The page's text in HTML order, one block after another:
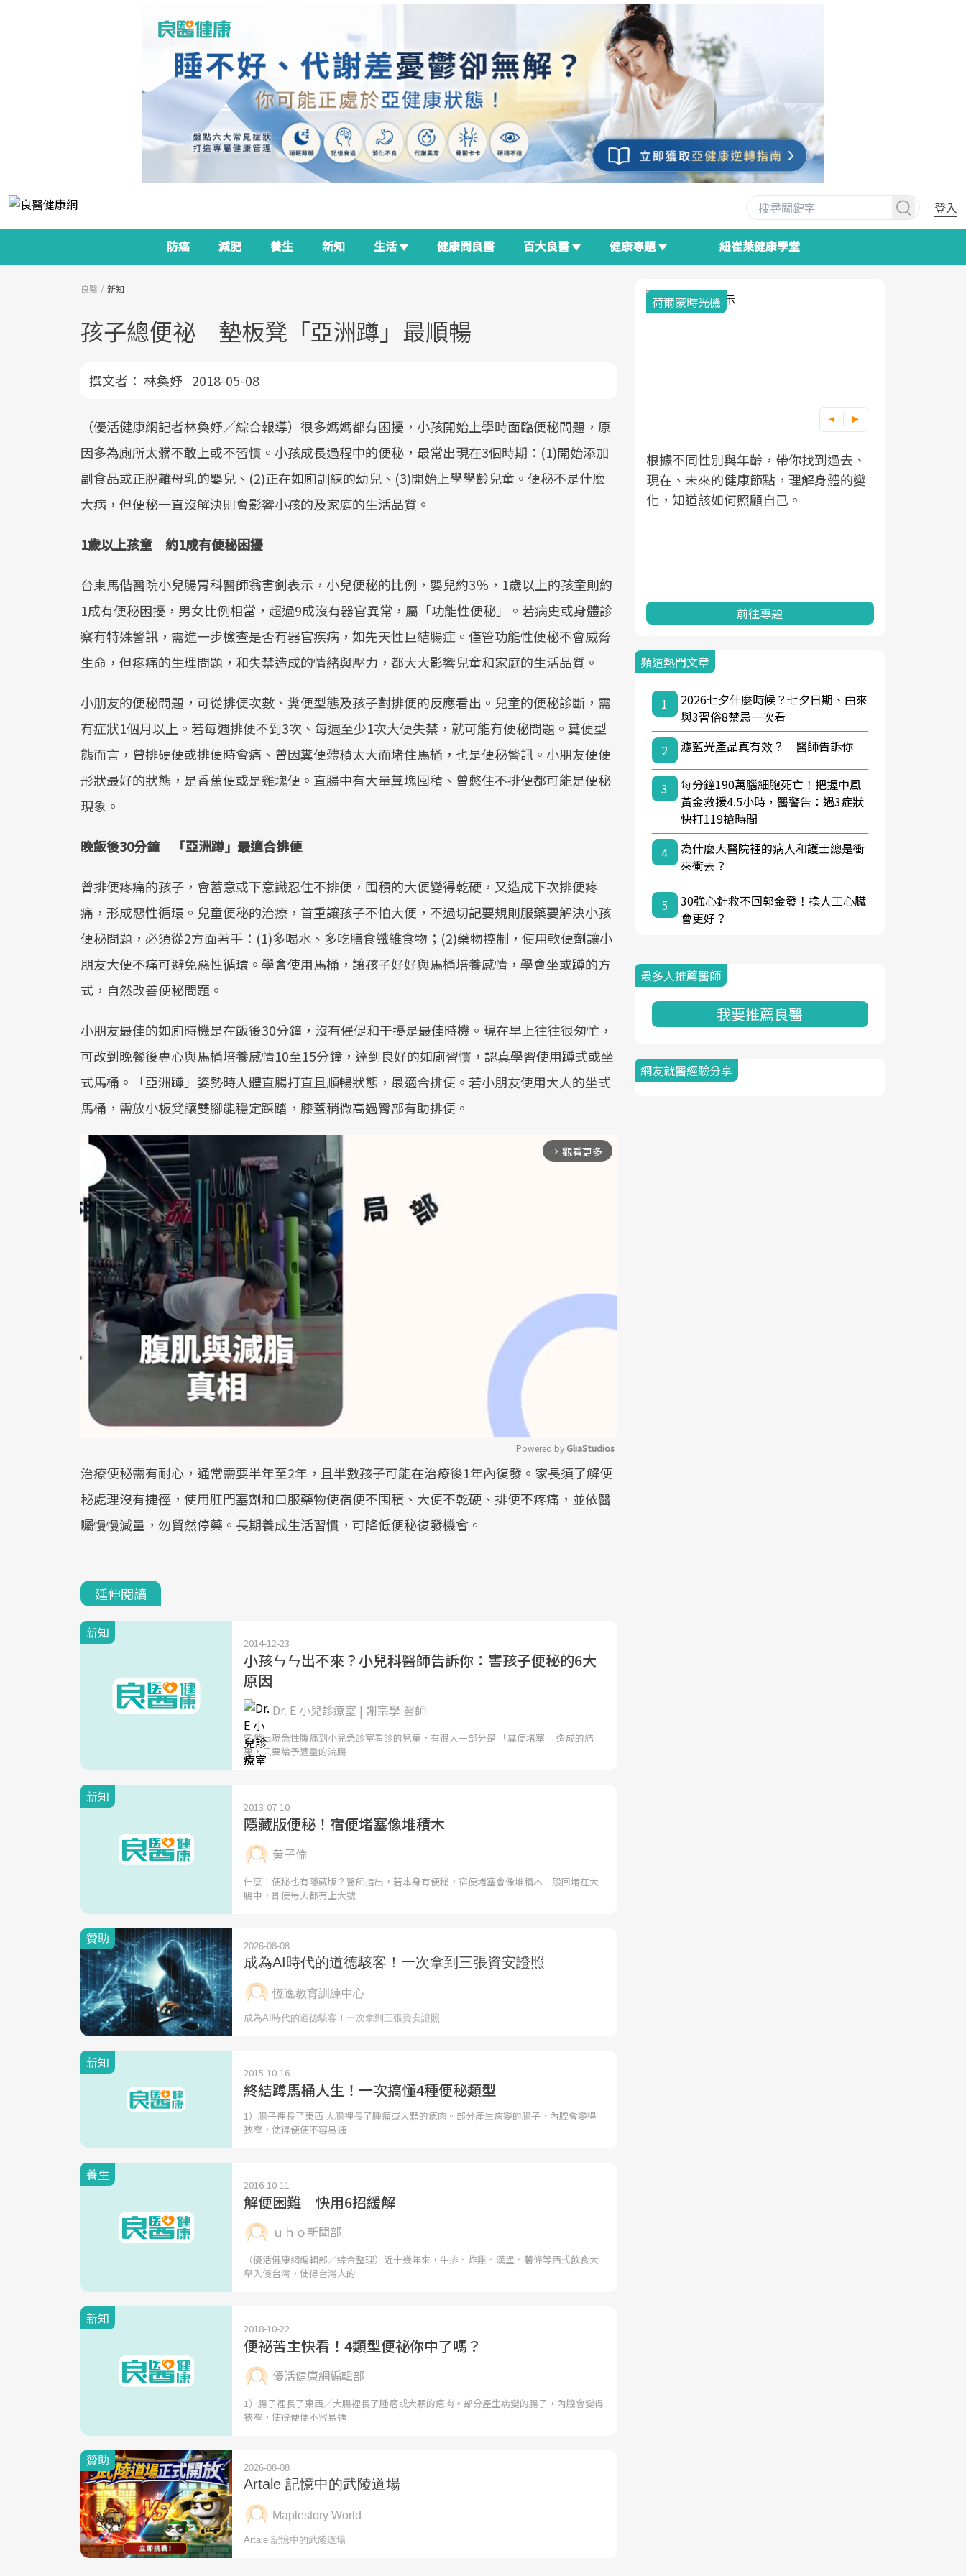
登入
防癌 減肥 養生 新知 生活 健康問良醫 百大良醫 健康專題 紐崔萊健康學堂
良醫 新知
孩子總便祕 墊板凳「亞洲蹲」最順暢
撰文者： 林奐妤 2018-05-08
（優活健康網記者林奐妤／綜合報導）很多媽媽都有困擾，小孩開始上學時面臨便秘問題，原
因多為廁所太髒不敢上或不習慣。小孩成長過程中的便秘，最常出現在3個時期：(1)開始添加
副食品或正脫離母乳的嬰兒、(2)正在如廁訓練的幼兒、(3)開始上學學齡兒童。便秘不是什麼
大病，但便秘一直沒解決則會影響小孩的及家庭的生活品質。
1歲以上孩童 約1成有便秘困擾
台東馬偕醫院小兒腸胃科醫師翁書釗表示，小兒便秘的比例，嬰兒約3％，1歲以上的孩童則約
1成有便秘困擾，男女比例相當，超過9成沒有器官異常，屬「功能性便秘」。若病史或身體診
察有特殊警訊，需進一步檢查是否有器官疾病，如先天性巨結腸症。僅管功能性便秘不會威脅
生命，但疼痛的生理問題，和失禁造成的情緒與壓力，都大大影響兒童和家庭的生活品質。
小朋友的便秘問題，可從排便次數、糞便型態及孩子對排便的反應看出。兒童的便秘診斷，需
有症狀1個月以上。若每週排便不到3次、每週至少1次大便失禁，就可能有便秘問題。糞便型
態而言，曾排硬便或排便時會痛、曾因糞便體積太大而堵住馬桶，也是便秘警訊。小朋友便便
形狀最好的狀態，是香蕉便或是雞塊便。直腸中有大量糞塊囤積、曾憋住不排便都可能是便秘
現象。
晚飯後30分鐘 「亞洲蹲」最適合排便
曾排便疼痛的孩子，會蓄意或下意識忍住不排便，囤積的大便變得乾硬，又造成下次排便疼
痛，形成惡性循環。兒童便秘的治療，首重讓孩子不怕大便，不過切記要規則服藥要解決小孩
便秘問題，必須從2方面著手：(1)多喝水、多吃膳食纖維食物；(2)藥物控制，使用軟便劑讓小
朋友大便不痛可避免惡性循環。學會使用馬桶，讓孩子好好與馬桶培養感情，學會坐或蹲的方
式，自然改善便秘問題。
小朋友最佳的如廁時機是在飯後30分鐘，沒有催促和干擾是最佳時機。現在早上往往很匆忙，
可改到晚餐後專心與馬桶培養感情10至15分鐘，達到良好的如廁習慣，認真學習使用蹲式或坐
式馬桶。「亞洲蹲」姿勢時人體直腸打直且順暢狀態，最適合排便。若小朋友使用大人的坐式
馬桶，需放小板凳讓雙腳能穩定踩踏，膝蓋稍微高過臀部有助排便。
arrow_forward_ios 觀看更多
Mute
Powered by GliaStudios
治療便秘需有耐心，通常需要半年至2年，且半數孩子可能在治療後1年內復發。家長須了解便
秘處理沒有捷徑，使用肛門塞劑和口服藥物使宿便不囤積、大便不乾硬、排便不疼痛，並依醫
囑慢慢減量，勿貿然停藥。長期養成生活習慣，可降低便秘復發機會。
延伸閱讀
新知
2014-12-23
小孩ㄣㄣ出不來？小兒科醫師告訴你：害孩子便秘的6大
原因
Dr. E 小兒診療室 | 謝宗學 醫師
突然出現急性腹痛到小兒急診室看診的兒童，有很大一部分是 「糞便堵塞」 造成的結
果，只要給予適量的浣腸
新知
2013-07-10
隱藏版便秘！宿便堵塞像堆積木
黃子倫
什麼！便秘也有隱藏版？醫師指出，若本身有便秘，宿便堵塞會像堆積木一般回堵在大
腸中，即使每天都有上大號
新知
2015-10-16
終結蹲馬桶人生！一次搞懂4種便秘類型
1）腸子裡長了東西 大腸裡長了腫瘤或大顆的瘜肉。部分產生病變的腸子，內腔會變得
狹窄，使得便便不容易通
養生
2016-10-11
解便困難 快用6招緩解
ｕｈｏ新聞部
（優活健康網編輯部／綜合整理）近十幾年來，牛排、炸雞、漢堡、薯條等西式飲食大
舉入侵台灣，使得台灣人的
新知
2018-10-22
便祕苦主快看！4類型便祕你中了嗎？
優活健康網編輯部
1）腸子裡長了東西／大腸裡長了腫瘤或大顆的瘜肉。部分產生病變的腸子，內腔會變得
狹窄，使得便便不容易通
面對超高齡社會的浪潮，台灣正在快速
邁向「健康照護」的新時代。隨著國家
政策如「健康台灣推動委員會」與「長
狀況、啟動健康管理的重要起點。
前往專題
2025年，就到良醫生活祭體驗「一站式
健康新生活」，從講座、體驗到運動，
全面啟動你的健康革命！
前往專題
良醫健康網從「換季的身體變化」出
發，透過醫學觀點與日常感受的對話，
建立對亞健康的認知，進而引導實際的
前往專題
荷爾蒙時光機
根據不同性別與年齡，帶你找到過去、
現在、未來的健康節點，理解身體的變
化，知道該如何照顧自己。
前往專題
頻道熱門文章
1
2026七夕什麼時候？七夕日期、由來
與3習俗8禁忌一次看
2
濾藍光產品真有效？ 醫師告訴你
3
每分鐘190萬腦細胞死亡！把握中風
黃金救援4.5小時，醫警告：遇3症狀
快打119搶時間
4
為什麼大醫院裡的病人和護士總是衝
來衝去？
5
30強心針救不回郭金發！換人工心臟
會更好？
最多人推薦醫師
我要推薦良醫
網友就醫經驗分享